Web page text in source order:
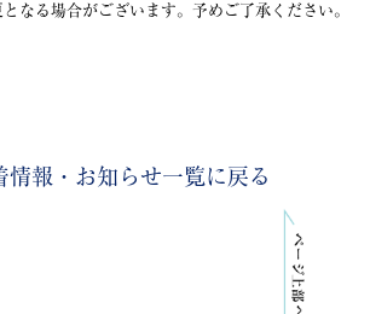
なる場合がございます。予めご了承ください。
報・お知らせ一覧に戻る